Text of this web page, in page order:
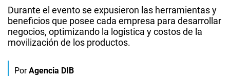
Durante el evento se expusieron las herramientas y
beneficios que posee cada empresa para desarrollar
negocios, optimizando la logística y costos de la
movilización de los productos.
Por Agencia DIB